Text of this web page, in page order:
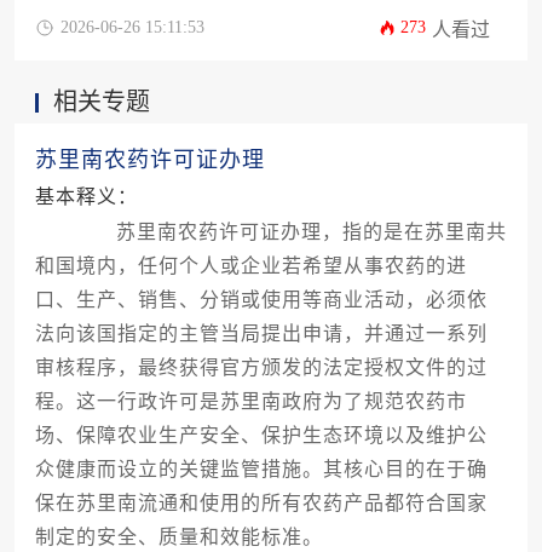
响，是一个需要系统性规划与推进的过程。
2026-06-26 15:11:53 273 人看过
相关专题
苏里南农药许可证办理
基本释义：
苏里南农药许可证办理，指的是在苏里南共
和国境内，任何个人或企业若希望从事农药的进
口、生产、销售、分销或使用等商业活动，必须依
法向该国指定的主管当局提出申请，并通过一系列
审核程序，最终获得官方颁发的法定授权文件的过
程。这一行政许可是苏里南政府为了规范农药市
场、保障农业生产安全、保护生态环境以及维护公
众健康而设立的关键监管措施。其核心目的在于确
保在苏里南流通和使用的所有农药产品都符合国家
制定的安全、质量和效能标准。